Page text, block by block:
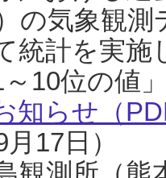
の気象観
統計を実
10位の値
知らせ（
17日）